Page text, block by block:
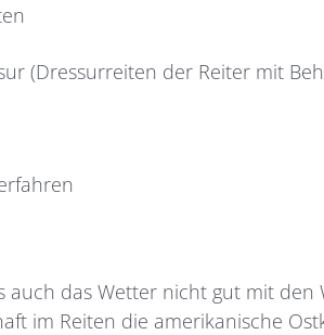
(Dressurreiten der Reiter mit
auch das Wetter nicht gut mit
im Reiten die amerikanische